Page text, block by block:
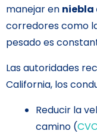
manejar en niebla
corredores como
pesado es
Las autoridades
California, los
Reducir la
camino (